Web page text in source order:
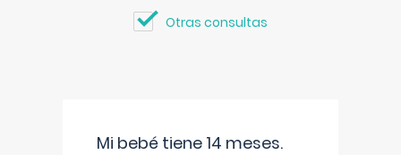
Otras consultas
Mi bebé tiene 14 meses.